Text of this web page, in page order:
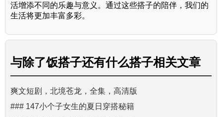
活增添不同的乐趣与意义。通过这些搭子的陪伴，我们的
生活将更加丰富多彩。
与除了饭搭子还有什么搭子相关文章
爽文短剧，北境苍龙，全集，高清版
### 147小个子女生的夏日穿搭秘籍